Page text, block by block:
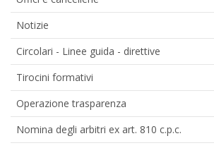
Notizie
Circolari - Linee guida - direttive
Tirocini formativi
Operazione trasparenza
Nomina degli arbitri ex art. 810 c.p.c.